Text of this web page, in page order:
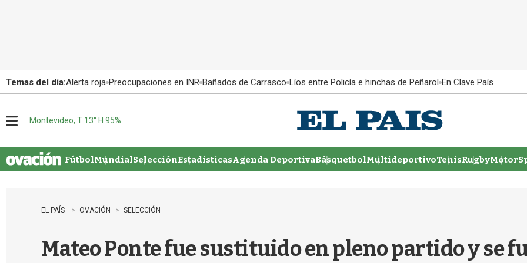
Temas del día:Alerta roja Preocupaciones en INR Bañados de Carrasco Líos entre Policía e hinchas de Peñarol En Clave País
u
Montevideo, T 13° H 95%
FútbolMundialSelecciónEstadisticasAgenda DeportivaBásquetbolMultideportivoTenisRugby
EL PAÍS OVACIÓN SELECCIÓN
Mateo Ponte fue sustituido en pleno partido y se